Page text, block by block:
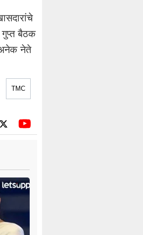
गुप्त बैठक
अनेक नेते
TMC